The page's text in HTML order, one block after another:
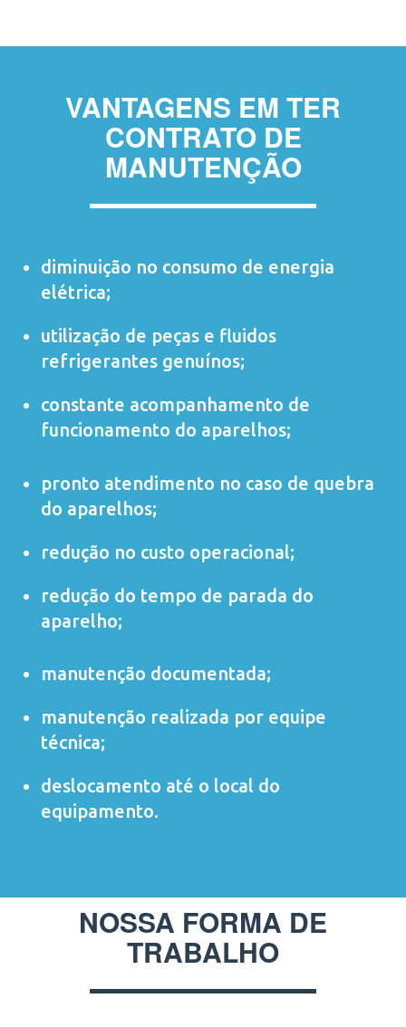
VANTAGENS EM TER
CONTRATO DE
MANUTENÇÃO
diminuição no consumo de energia
elétrica;
utilização de peças e fluidos
refrigerantes genuínos;
constante acompanhamento de
funcionamento do aparelhos;
pronto atendimento no caso de quebra
do aparelhos;
redução no custo operacional;
redução do tempo de parada do
aparelho;
manutenção documentada;
manutenção realizada por equipe
técnica;
deslocamento até o local do
equipamento.
NOSSA FORMA DE
TRABALHO